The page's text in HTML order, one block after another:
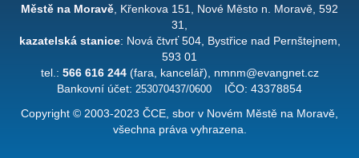
Městě na Moravě , Křenkova 151, Nové Město n. Moravě, 592
31,
kazatelská stanice: Nová čtvrť 504, Bystřice nad Pernštejnem,
593 01
tel.: 566 616 244(fara, kancelář), nmnm@evangnet.cz
Bankovní účet: 253070437/0600 IČO: 43378854
Copyright © 2003-2023 ČCE, sbor v Novém Městě na Moravě,
všechna práva vyhrazena.